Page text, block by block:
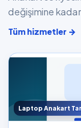
değişimine
Tüm hizmetler →
Laptop Anakart